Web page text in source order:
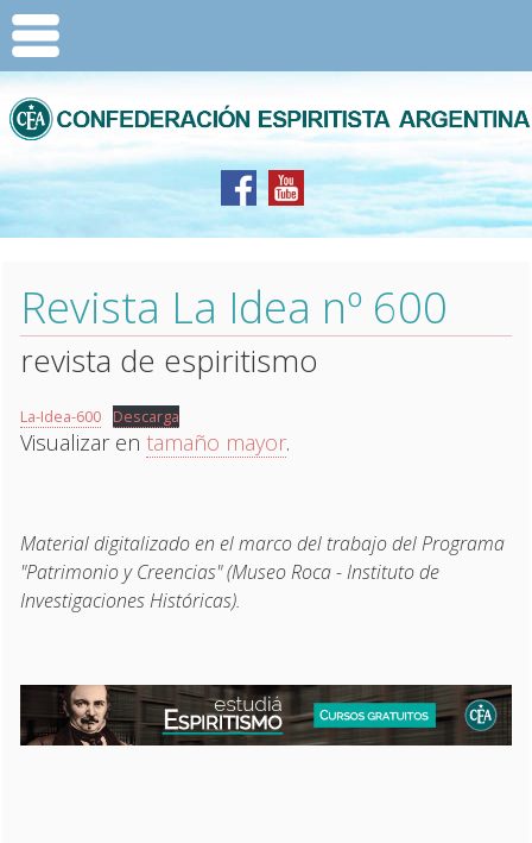
Revista La Idea nº 600
revista de espiritismo
La-Idea-600 Descarga
Visualizar entamaño mayor.
Material digitalizado en el marco del trabajo del Programa
"Patrimonio y Creencias" (Museo Roca - Instituto de
Investigaciones Históricas).